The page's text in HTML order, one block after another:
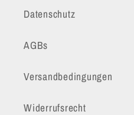
Datenschutz
AGBs
Versandbedingungen
Widerrufsrecht